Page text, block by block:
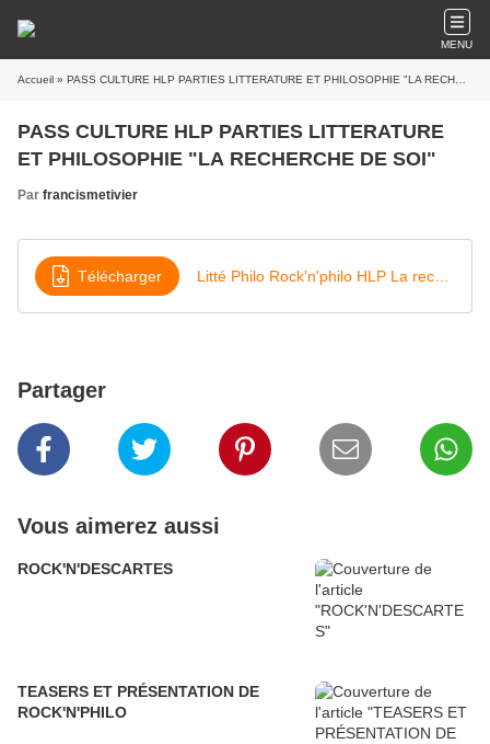
MENU
Accueil » PASS CULTURE HLP PARTIES LITTERATURE ET PHILOSOPHIE "LA RECHERCHE DE SOI"
PASS CULTURE HLP PARTIES LITTERATURE
ET PHILOSOPHIE "LA RECHERCHE DE SOI"
Par francismetivier
Télécharger
Partager
Vous aimerez aussi
ROCK'N'DESCARTES
TEASERS ET PRÉSENTATION DE
ROCK'N'PHILO